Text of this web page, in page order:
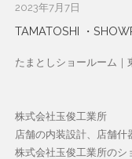
2023年7月7日
TAMATOSHI ・
たまとしショールーム｜
株式会社玉俊工業所
店舗の内装設計、店舗
株式会社玉俊工業所のシ